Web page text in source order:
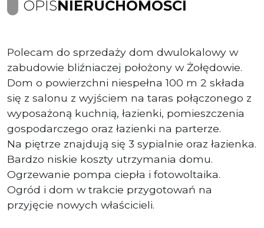
OPISNIERUCHOMOŚCI
Polecam do sprzedaży dom dwulokalowy w
zabudowie bliźniaczej położony w Żołędowie.
Dom o powierzchni niespełna 100 m 2 składa
się z salonu z wyjściem na taras połączonego z
wyposażoną kuchnią, łazienki, pomieszczenia
gospodarczego oraz łazienki na parterze.
Na piętrze znajdują się 3 sypialnie oraz łazienka.
Bardzo niskie koszty utrzymania domu.
Ogrzewanie pompa ciepła i fotowoltaika.
Ogród i dom w trakcie przygotowań na
przyjęcie nowych właścicieli.